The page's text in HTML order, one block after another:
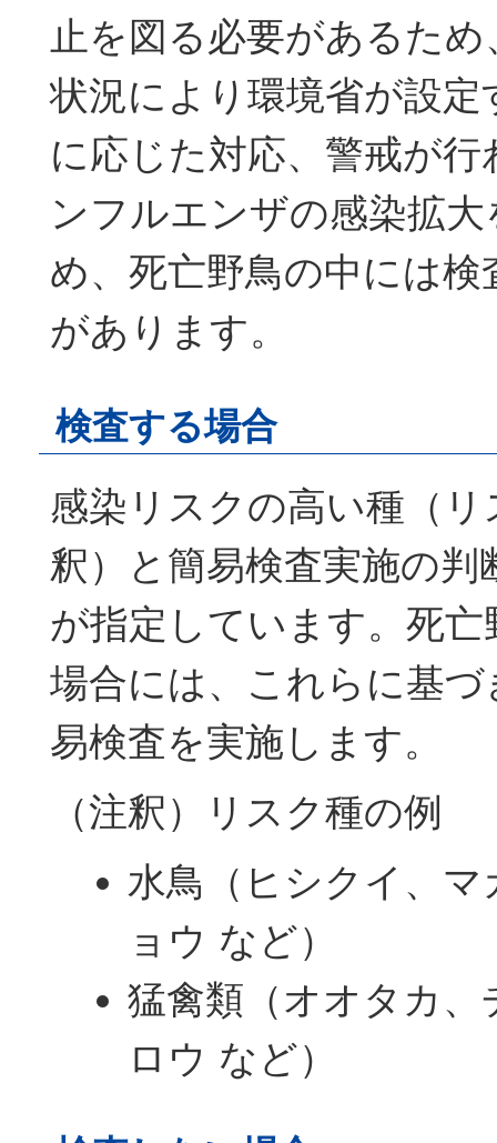
止を図る必要があるた
状況により環境省が設
に応じた対応、警戒が
ンフルエンザの感染拡
め、死亡野鳥の中には検
があります。
検査する場合
感染リスクの高い種（リ
釈）と簡易検査実施の判
が指定しています。死
場合には、これらに基
易検査を実施します。
（注釈）リスク種の例
水鳥（ヒシクイ、
ョウ など）
猛禽類（オオタカ
ロウ など）